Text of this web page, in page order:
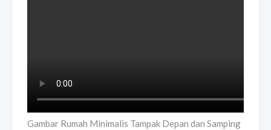
Gambar Rumah Minimalis Tampak Depan dan Samping